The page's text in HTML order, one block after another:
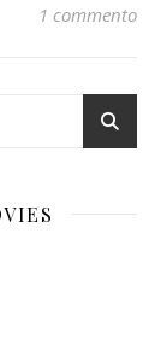
1 commento